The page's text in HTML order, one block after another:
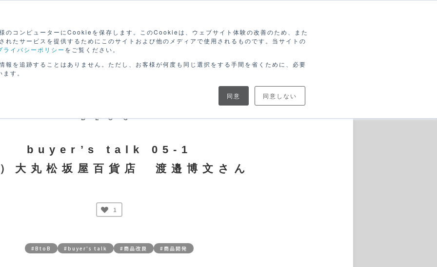
のコンピューターにCookieを保存します。このCookieは、ウェブサイト体験の改善のため、また
れたサービスを提供するためにこのサイトおよび他のメディアで使用されるものです。当サイトの
ライバシーポリシー をご覧ください。
報を追跡することはありません。ただし、お客様が何度も同じ選択をする手間を省くために、必要
す。
同意 同意しない
を
る
セミナーで
学ぶ
学ぶ
パートナー
学ぶ
BLOG
buyer’s talk 05-1
大丸松坂屋百貨店 渡邉博文さん
1
#BtoB #buyer's talk #商品改良 #商品開発